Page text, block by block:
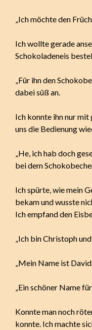
„Ich möchte den
Ich wollte gerade
Schokoladeneis
„Für ihn den
dabei süß an.
Ich konnte ihn nur mit
uns die Bedienung
„He, ich hab doch
bei dem
Ich spürte, wie mein
bekam und wusste
Ich empfand den
„Ich bin Christoph
„Mein Name ist
„Ein schöner Name
Konnte man noch
konnte. Ich machte